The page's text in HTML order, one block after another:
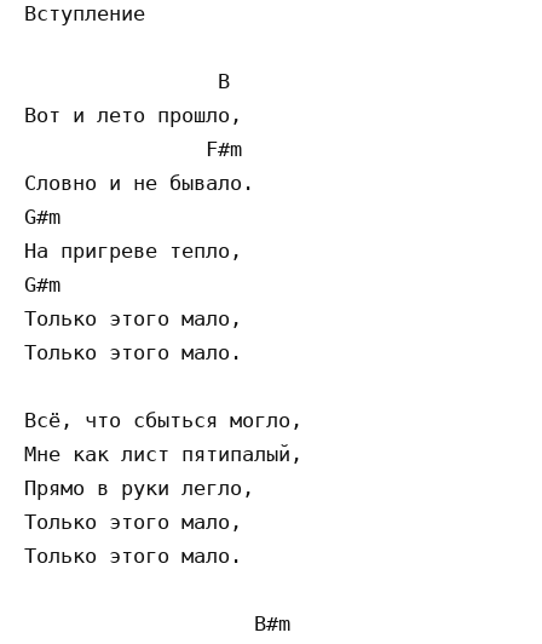
Вступление
                B
Вот и лето прошло,
               F#m
Словно и не бывало.
G#m
На пригреве тепло,
G#m
Только этого мало,
Только этого мало.
Всё, что сбыться могло,
Мне как лист пятипалый,
Прямо в руки легло,
Только этого мало,
Только этого мало.
                   B#m